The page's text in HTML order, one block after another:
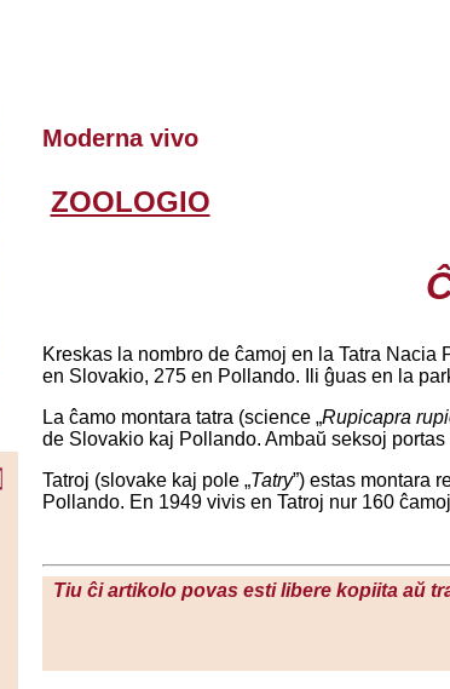
Moderna vivo
ZOOLOGIO
Kreskas la nombro de ĉamoj en la Tatra
en Slovakio, 275 en Pollando. Ili ĝuas en la
La ĉamo montara tatra (science „Rupicapra
de Slovakio kaj Pollando. Ambaŭ seksoj
Tatroj (slovake kaj pole „Tatry”) estas montara
Pollando. En 1949 vivis en Tatroj nur 160
Tiu ĉi artikolo povas esti libere kopiita aŭ